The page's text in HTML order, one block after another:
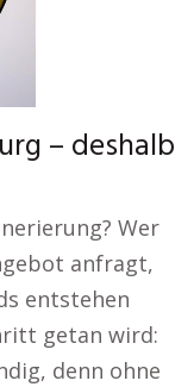
– deshalb
Wer
anfragt,
entstehen
getan wird:
denn ohne